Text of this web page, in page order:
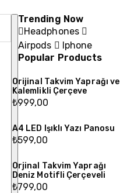
Trending Now
Headphones
Airpods
Iphone
Popular Products
Orijinal Takvim Yaprağı ve
Kalemlikli Çerçeve
₺999,00
A4 LED Işıklı Yazı Panosu
₺599,00
Orjinal Takvim Yaprağı
Deniz Motifli Çerçeveli
₺799,00